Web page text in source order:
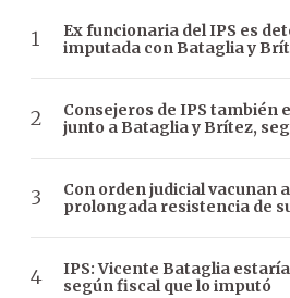
Ex funcionaria del IPS es
imputada con Bataglia y
Consejeros de IPS también
junto a Bataglia y Brítez,
Con orden judicial vacunan
prolongada resistencia de
IPS: Vicente Bataglia
según fiscal que lo imputó